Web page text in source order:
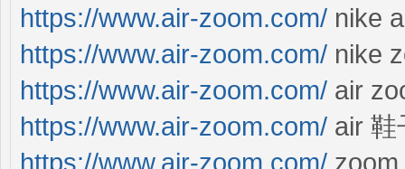
https://www.air-zoom.com/ nike
https://www.air-zoom.com/ nike
https://www.air-zoom.com/ air
https://www.air-zoom.com/ air 鞋
https://www.air-zoom.com/